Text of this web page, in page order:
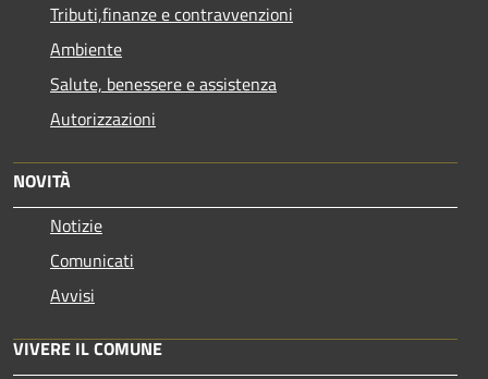
Tributi,finanze e contravvenzioni
Ambiente
Salute, benessere e assistenza
Autorizzazioni
NOVITÀ
Notizie
Comunicati
Avvisi
VIVERE IL COMUNE